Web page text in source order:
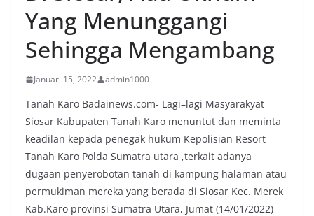
Yang Menunggangi
Sehingga Mengambang
Januari 15, 2022 admin1000
Tanah Karo Badainews.com- Lagi–lagi Masyarakyat
Siosar Kabupaten Tanah Karo menuntut dan meminta
keadilan kepada penegak hukum Kepolisian Resort
Tanah Karo Polda Sumatra utara ,terkait adanya
dugaan penyerobotan tanah di kampung halaman atau
permukiman mereka yang berada di Siosar Kec. Merek
Kab.Karo provinsi Sumatra Utara, Jumat (14/01/2022)